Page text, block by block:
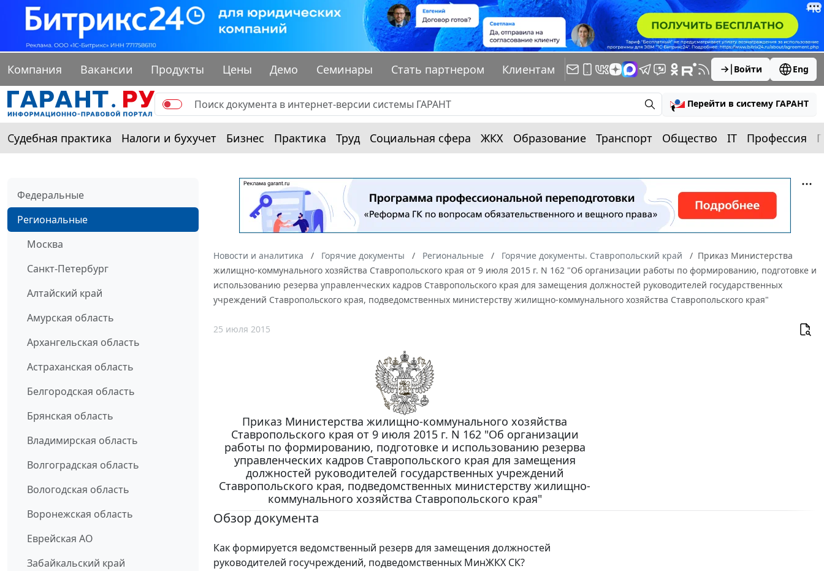
Компания Вакансии Продукты Цены Демо Семинары Стать партнером Клиентам Войти Eng
Перейти в систему ГАРАНТ
Судебная практика Налоги и бухучет Бизнес Практика Труд Социальная сфера ЖКХ Образование Транспорт Общество IT Профессия
Федеральные
Региональные
Москва
Санкт-Петербург
Алтайский край
Амурская область
Архангельская область
Астраханская область
Белгородская область
Брянская область
Владимирская область
Волгоградская область
Вологодская область
Воронежская область
Еврейская АО
Забайкальский край
Новости и аналитика Горячие документы Региональные Горячие документы. Ставропольский край
Приказ Министерства
жилищно-коммунального хозяйства Ставропольского края от 9 июля 2015 г. N 162 "Об организации работы по формированию, подготовке и
использованию резерва управленческих кадров Ставропольского края для замещения должностей руководителей государственных
учреждений Ставропольского края, подведомственных министерству жилищно-коммунального хозяйства Ставропольского края"
25 июля 2015
Приказ Министерства жилищно-коммунального хозяйства
Ставропольского края от 9 июля 2015 г. N 162 "Об организации
работы по формированию, подготовке и использованию резерва
управленческих кадров Ставропольского края для замещения
должностей руководителей государственных учреждений
Ставропольского края, подведомственных министерству жилищно-
коммунального хозяйства Ставропольского края"
Обзор документа
Как формируется ведомственный резерв для замещения должностей
руководителей госучреждений, подведомственных МинЖКХ СК?